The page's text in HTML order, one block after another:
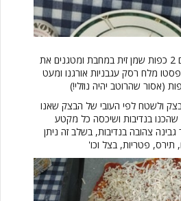
קוצצים שום דק דק, שמים 2 כפות שמן זית במחבת ומטגנים את
פסטו מלח רסק עגבניות אורגנו ומעט
ולשטח לפי העובי של הבצק שאנו
בנדיבות ושיכסה כל מקטע
צהובה בנדיבות, בשלב זה ניתן
תירס, פטריות, בצל וכו'